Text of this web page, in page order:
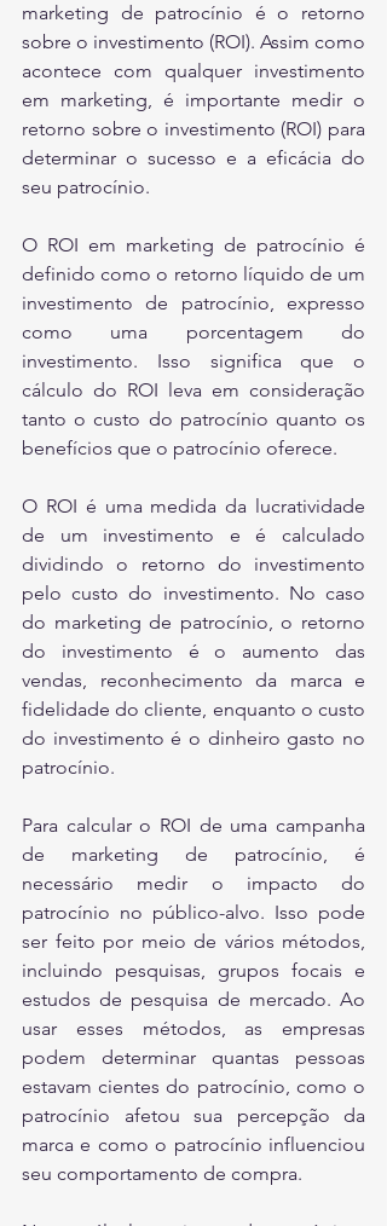
marketing de patrocínio é o retorno
sobre o investimento (ROI). Assim como
acontece com qualquer investimento
em marketing, é importante medir o
retorno sobre o investimento (ROI) para
determinar o sucesso e a eficácia do
seu patrocínio.
O ROI em marketing de patrocínio é
definido como o retorno líquido de um
investimento de patrocínio, expresso
como uma porcentagem do
investimento. Isso significa que o
cálculo do ROI leva em consideração
tanto o custo do patrocínio quanto os
benefícios que o patrocínio oferece.
O ROI é uma medida da lucratividade
de um investimento e é calculado
dividindo o retorno do investimento
pelo custo do investimento. No caso
do marketing de patrocínio, o retorno
do investimento é o aumento das
vendas, reconhecimento da marca e
fidelidade do cliente, enquanto o custo
do investimento é o dinheiro gasto no
patrocínio.
Para calcular o ROI de uma campanha
de marketing de patrocínio, é
necessário medir o impacto do
patrocínio no público-alvo. Isso pode
ser feito por meio de vários métodos,
incluindo pesquisas, grupos focais e
estudos de pesquisa de mercado. Ao
usar esses métodos, as empresas
podem determinar quantas pessoas
estavam cientes do patrocínio, como o
patrocínio afetou sua percepção da
marca e como o patrocínio influenciou
seu comportamento de compra.